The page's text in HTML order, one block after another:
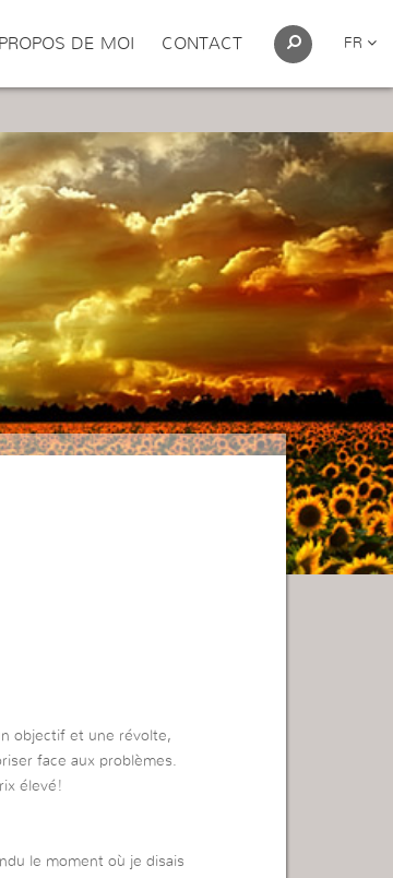
DE MOI CONTACT FR
objectif et une révolte,
face aux problèmes.
élevé!
le moment où je disais